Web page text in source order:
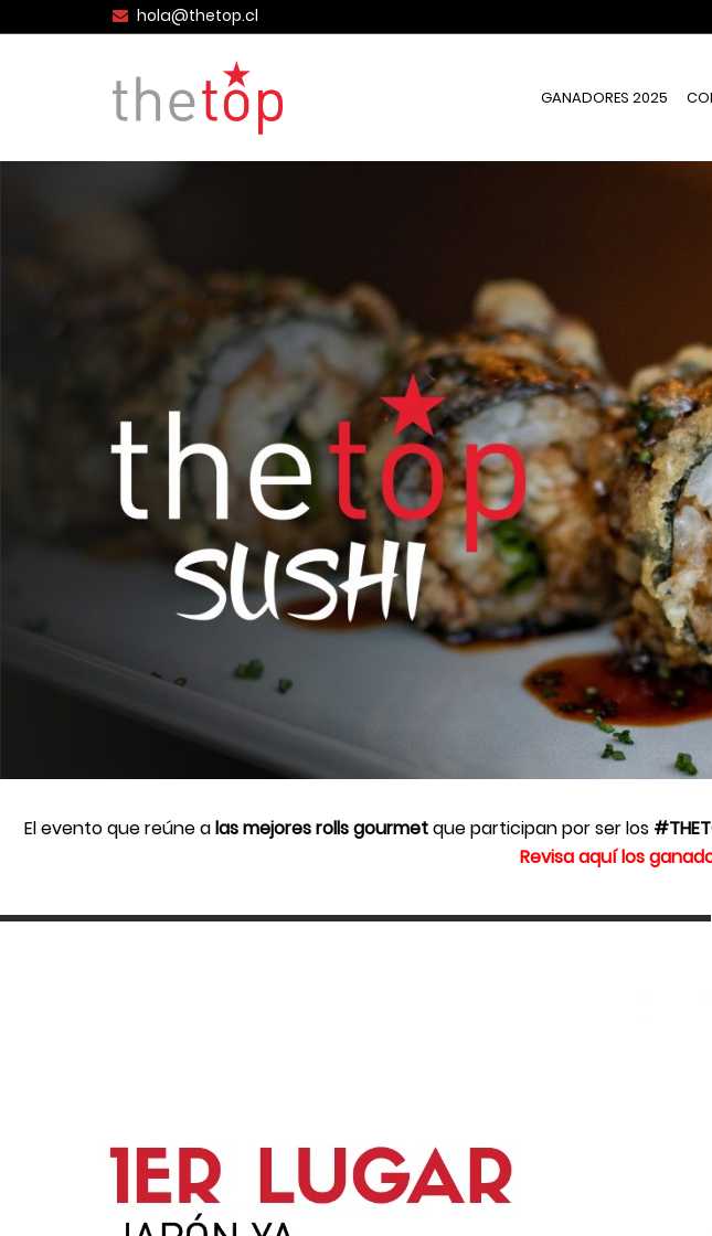
hola@thetop.cl
GANADORES 2025
El evento que reúne alas mejores rolls gourmetque participan por ser los
Revisa aquí los